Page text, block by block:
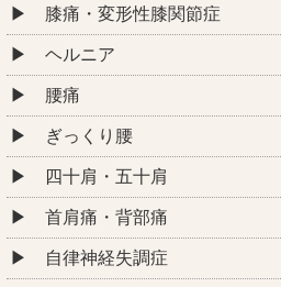
膝痛・変形性膝関節症
ヘルニア
腰痛
ぎっくり腰
四十肩・五十肩
首肩痛・背部痛
自律神経失調症